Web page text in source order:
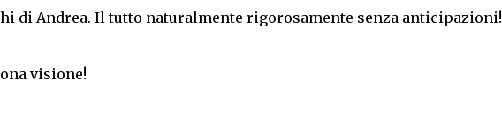
di Andrea. Il tutto naturalmente rigorosamente senza anticipazioni!
visione!